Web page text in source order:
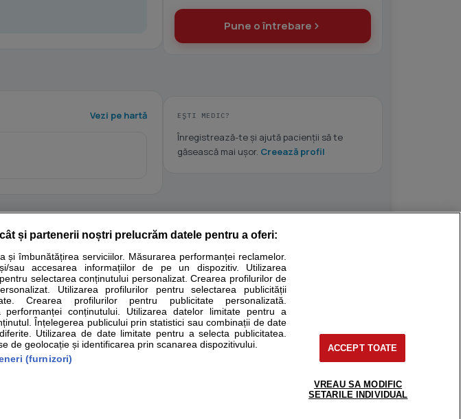
Vezi pe hartă
Pune o întrebare
EȘTI MEDIC?
Înregistrează-te și ajută pacienții să te
găsească mai ușor. Creează profil
au scop informativ si educational. Ele nu pot substitui consultul medical direct si
primita pe sfatulmedicului.ro sa consultati fie medicul Dvs., fie unul dintre medicii pe care
Parteneri
Inscriere clinica
Pentru pacient
support@sfatulmedicului.ro
0374 109 268
și partenerii noștri prelucrăm datele pentru a oferi:
și îmbunătățirea serviciilor. Măsurarea performanței reclamelor.
sau accesarea informațiilor de pe un dispozitiv. Utilizarea
selectarea conținutului personalizat. Crearea profilurilor de
Utilizarea profilurilor pentru selectarea publicității
Crearea profilurilor pentru publicitate personalizată.
performanței conținutului. Utilizarea datelor limitate pentru a
Înțelegerea publicului prin statistici sau combinații de date
Utilizarea de date limitate pentru a selecta publicitatea.
de geolocație și identificarea prin scanarea dispozitivului.
(furnizori)
ACCEPT TOATE
VREAU SA MODIFIC
SETARILE INDIVIDUAL